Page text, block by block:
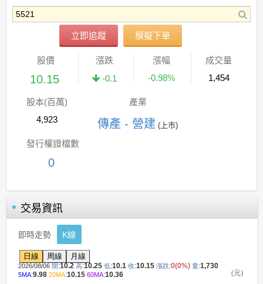
立即追蹤 模擬下單
股價
10.15
漲跌
-0.1
漲幅
-0.98%
成交量
1,454
股本(百萬)
4,923
產業
傳產 - 營建 (上市)
發行權證檔數
0
交易資訊
即時走勢 K線